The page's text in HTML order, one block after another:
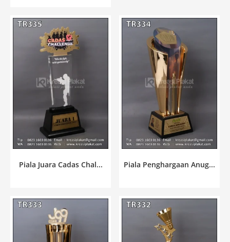
Piala Juara Cadas Chal... Piala Penghargaan Anug...